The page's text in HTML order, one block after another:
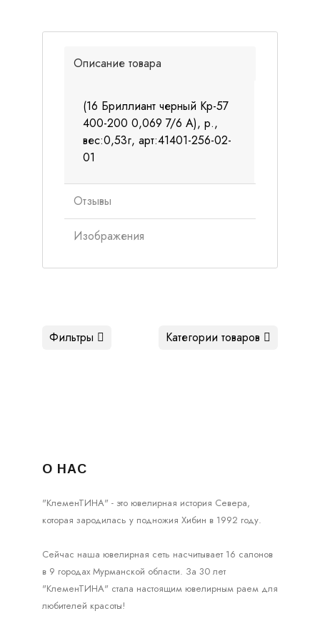
Описание товара
(16 Бриллиант черный Кр-57
400-200 0,069 7/6 А), р.,
вес:0,53г, арт:41401-256-02-
01
Отзывы
Изображения
Категории товаров
Фильтры
О НАС
"КлеменТИНА" - это ювелирная история Севера,
которая зародилась у подножия Хибин в 1992 году.
Сейчас наша ювелирная сеть насчитывает 16 салонов
в 9 городах Мурманской области. За 30 лет
"КлеменТИНА" стала настоящим ювелирным раем для
любителей красоты!